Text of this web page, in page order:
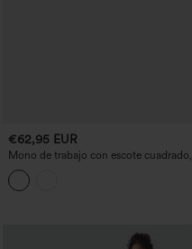
€62,95 EUR
Mono de trabajo con escote cuadrado,
mangas largas y bolsillos — Edición
Súper Fácil